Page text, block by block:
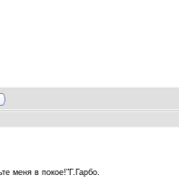
меня в покое!"Г.Гарбо.